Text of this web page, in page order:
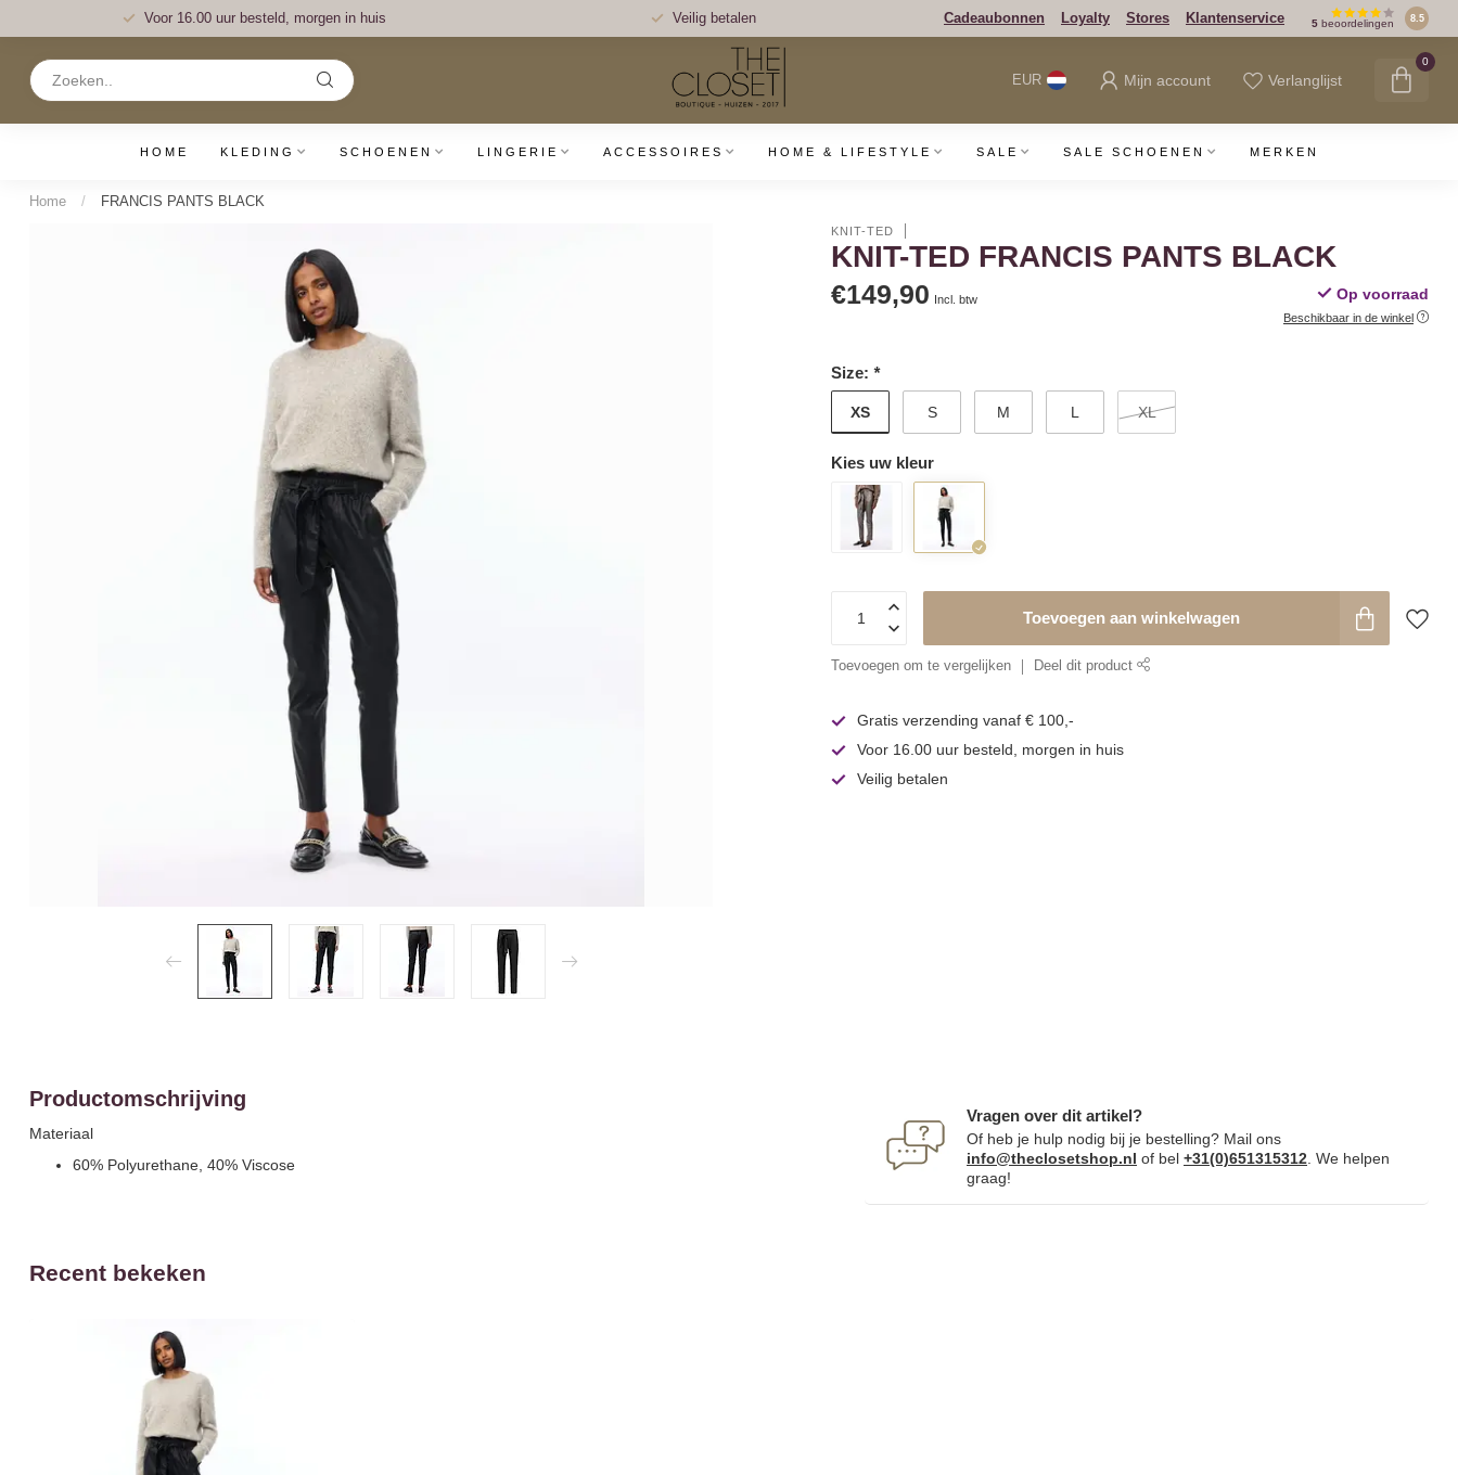
Voor 16.00 uur besteld, morgen in huis Veilig betalen Cadeaubonnen Loyalty Stores Klantenservice 5 beoordelingen 8.5
EUR Mijn account Verlanglijst
0
HOME KLEDING SCHOENEN LINGERIE ACCESSOIRES HOME & LIFESTYLE SALE SALE SCHOENEN MERKEN
Home / FRANCIS PANTS BLACK
KNIT-TED
KNIT-TED FRANCIS PANTS BLACK
€149,90 Incl. btw Op voorraad
Beschikbaar in de winkel
Size:*
XS S M L XL
Kies uw kleur
Toevoegen aan winkelwagen
Toevoegen om te vergelijken Deel dit product
Gratis verzending vanaf € 100,-
Voor 16.00 uur besteld, morgen in huis
Veilig betalen
Productomschrijving
Materiaal
60% Polyurethane, 40% Viscose
Vragen over dit artikel?
Of heb je hulp nodig bij je bestelling? Mail ons
info@theclosetshop.nl of bel +31(0)651315312 . We helpen
graag!
Recent bekeken